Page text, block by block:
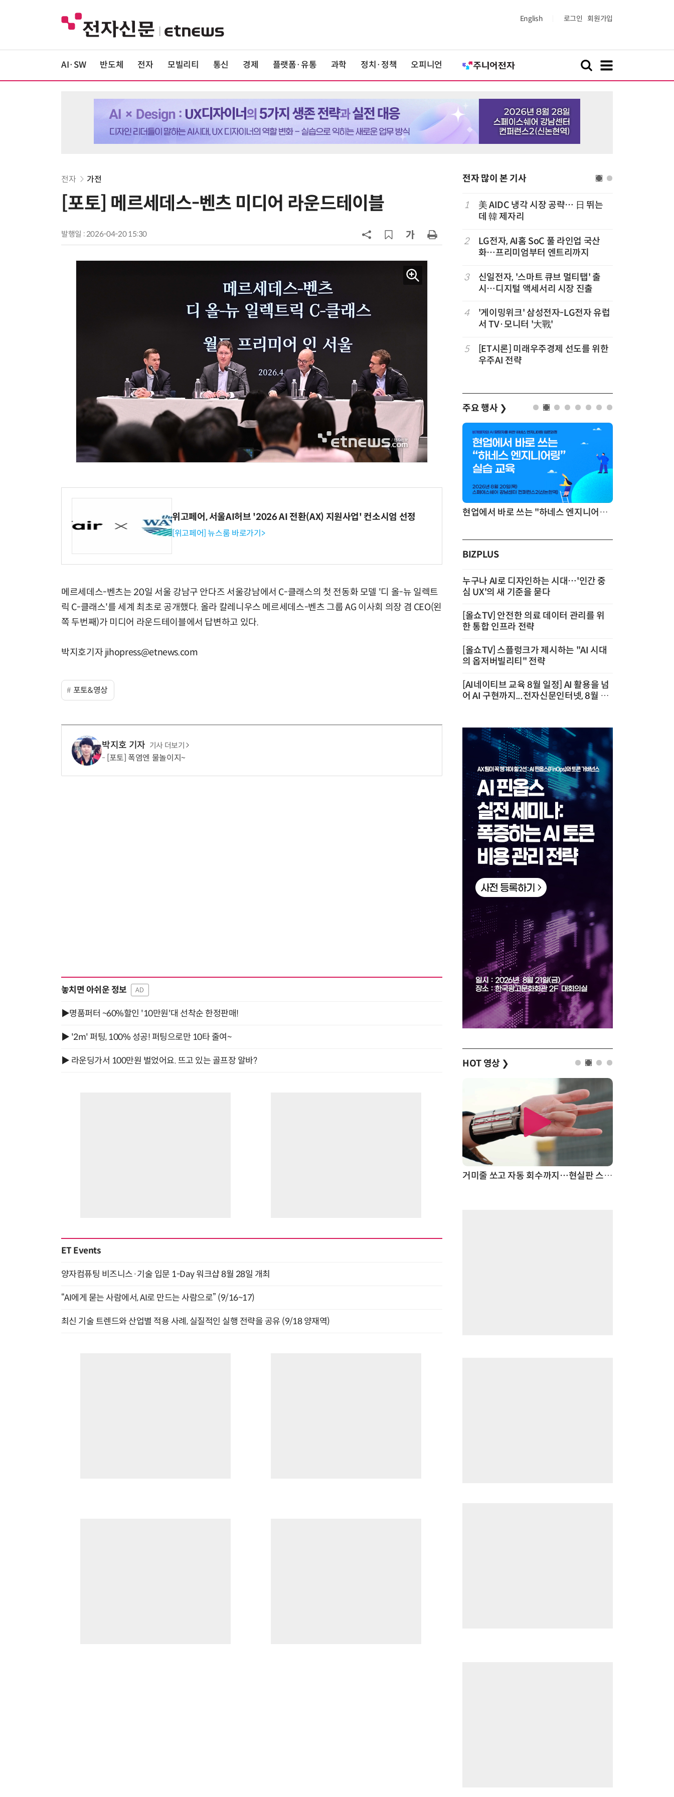
English 로그인 회원가입
AI·SW 반도체 전자 모빌리티 통신 경제 플랫폼·유통 과학 정치·정책 오피니언
전자 가전
[포토] 메르세데스-벤츠 미디어 라운드테이블
발행일 : 2026-04-20 15:30
위고페어, 서울AI허브 '2026 AI 전환(AX) 지원사업' 컨소시엄 선정
[위고페어] 뉴스룸 바로가기>
메르세데스-벤츠는 20일 서울 강남구 안다즈 서울강남에서 C-클래스의 첫 전동화 모델 '디 올-뉴 일렉트
릭 C-클래스'를 세계 최초로 공개했다. 올라 칼레니우스 메르세데스-벤츠 그룹 AG 이사회 의장 겸 CEO(왼
쪽 두번째)가 미디어 라운드테이블에서 답변하고 있다.
박지호기자 jihopress@etnews.com
포토&영상
박지호 기자 기사 더보기
[포토] 폭염엔 물놀이지~
놓치면 아쉬운 정보 AD
▶명품퍼터 ~60%할인 '10만원'대 선착순 한정판매!
▶ '2m' 퍼팅, 100% 성공! 퍼팅으로만 10타 줄여~
▶ 라운딩가서 100만원 벌었어요. 뜨고 있는 골프장 알바?
ET Events
양자컴퓨팅 비즈니스·기술 입문 1-Day 워크샵 8월 28일 개최
“AI에게 묻는 사람에서, AI로 만드는 사람으로” (9/16~17)
최신 기술 트렌드와 산업별 적용 사례, 실질적인 실행 전략을 공유 (9/18 양재역)
전자 많이 본 기사
6
LG전자 “로니 판매량, 역대 최다…
LG 엑사원, 中企 제조현장 '전파'…
“상장폐지 막아라”…중소 가전 기업,
주가 부양 '총력전'
쿠첸, 2026년형 '브레인 밥솥' 출
10 [포토] 폭염엔 물놀이지~
1
美 AIDC 냉각 시장 공략… 日 뛰는
데 韓 제자리
2
LG전자, AI홈 SoC 풀 라인업 국산
화…프리미엄부터 엔트리까지
3
신일전자, '스마트 큐브 멀티탭' 출
시…디지털 액세서리 시장 진출
4
'게이밍위크' 삼성전자-LG전자 유럽
서 TV·모니터 '大戰'
5
[ET시론] 미래우주경제 선도를 위한
우주AI 전략
주요 행사 ❯
양자컴퓨팅 비즈니스·기술 입문 1-Day 워크샵 - 큐비트·양자 알고리듬·Qiskit 실습으로 이해하는 차세대 현업에서 바로 쓰는 "하네스 엔지니어링" 실습 교육
BIZPLUS
누구나 AI로 디자인하는 시대…'인간 중
심 UX'의 새 기준을 묻다
[올쇼TV] 안전한 의료 데이터 관리를 위
한 통합 인프라 전략
[올쇼TV] 스플렁크가 제시하는 "AI 시대
의 옵저버빌리티" 전략
[AI네이티브 교육 8월 일정] AI 활용을 넘
어 AI 구현까지...전자신문인터넷, 8월 실
HOT 영상 ❯
거미줄 쏘고 자동 회수까지…현실판 스파이더맨 웹 슈터